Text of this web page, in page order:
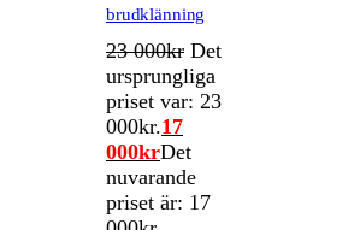
brudklänning
23 000kr Det
ursprungliga
priset var: 23
000kr.17
000krDet
nuvarande
priset är: 17